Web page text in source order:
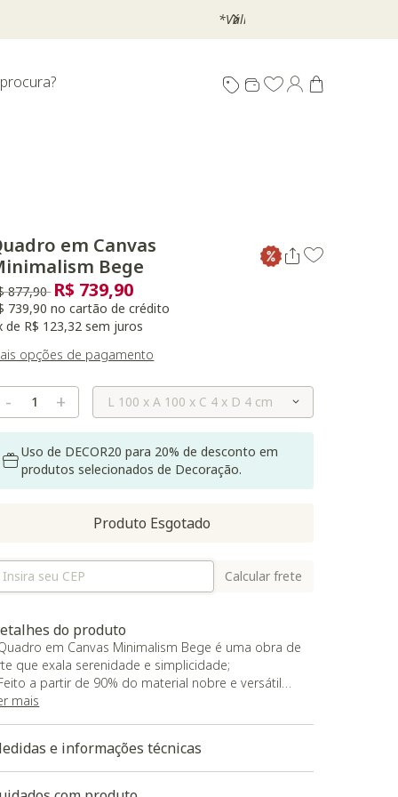
em Canvas
Bege
reduzido de
877,90 para
R$ 739,90
739,90 no cartão de crédito
de R$ 123,32 sem juros
opções de pagamento
- + Selecione o Tamanho
Uso de DECOR20 para 20% de desconto em
produtos selecionados de Decoração.
Produto Esgotado
Calcular frete
do produto
em Canvas Minimalism Bege é uma obra de
que exala serenidade e simplicidade;
a partir de 90% do material nobre e versátil
oferece um encanto único e inigualável;
disso, apenas 10% é formado por poliestireno,
uma resistência duradoura a desgastes e
mais
e informações técnicas